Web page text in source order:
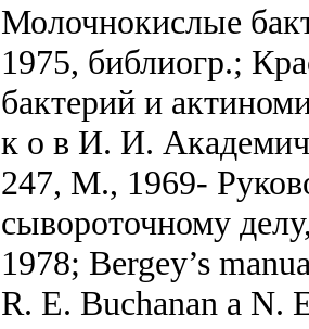
Молочнокислые
1975, библиогр.;
бактерий и
к о в И. И.
247, М., 1969-
сывороточному
1978; Bergey’s
R. E. Buchanan a N.